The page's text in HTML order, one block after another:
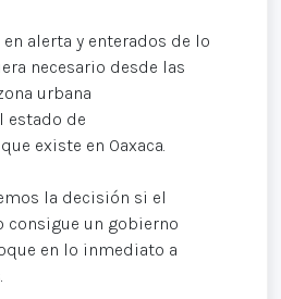
alerta y enterados de lo
necesario desde las
urbana
estado de
existe en Oaxaca.
la decisión si el
consigue un gobierno
en lo inmediato a